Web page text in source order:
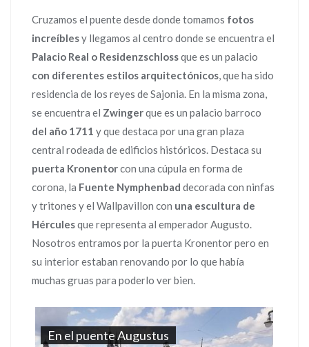
Cruzamos el puente desde donde tomamos fotos
increíblesy llegamos al centro donde se encuentra el
Palacio Real o Residenzschlossque es un palacio
con diferentes estilos arquitectónicos, que ha sido
residencia de los reyes de Sajonia. En la misma zona,
se encuentra el Zwingerque es un palacio barroco
del año 1711 y que destaca por una gran plaza
central rodeada de edificios históricos. Destaca su
puerta Kronentorcon una cúpula en forma de
corona, la Fuente Nymphenbad decorada con ninfas
y tritones y el Wallpavillon con una escultura de
Hérculesque representa al emperador Augusto.
Nosotros entramos por la puerta Kronentor pero en
su interior estaban renovando por lo que había
muchas gruas para poderlo ver bien.
En el puente Augustus